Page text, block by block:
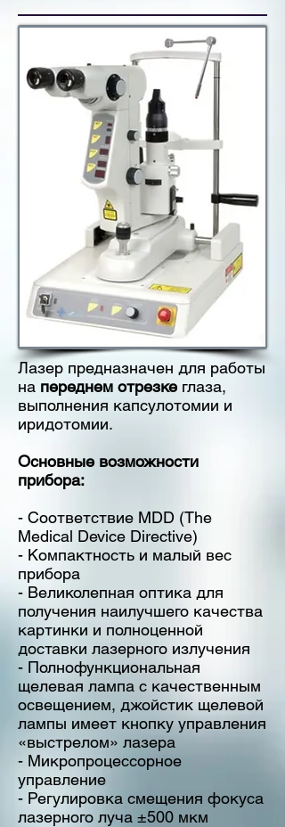
Лазер предназначен для работы
на переднем отрезке глаза,
выполнения капсулотомии и
иридотомии.
Основные возможности
прибора:
- Соответствие MDD (The
Medical Device Directive)
- Компактность и малый вес
прибора
- Великолепная оптика для
получения наилучшего качества
картинки и полноценной
доставки лазерного излучения
- Полнофункциональная
щелевая лампа с качественным
освещением, джойстик щелевой
лампы имеет кнопку управления
«выстрелом» лазера
- Микропроцессорное
управление
- Регулировка смещения фокуса
лазерного луча ±500 мкм